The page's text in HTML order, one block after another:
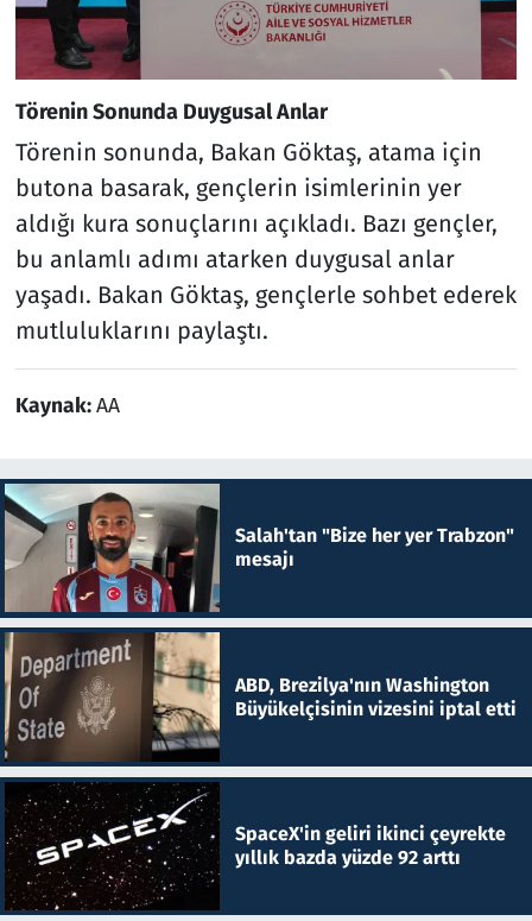
Törenin Sonunda Duygusal Anlar
Törenin sonunda, Bakan Göktaş, atama için
butona basarak, gençlerin isimlerinin yer
aldığı kura sonuçlarını açıkladı. Bazı gençler,
bu anlamlı adımı atarken duygusal anlar
yaşadı. Bakan Göktaş, gençlerle sohbet ederek
mutluluklarını paylaştı.
Kaynak:AA
Salah'tan "Bize her yer Trabzon"
mesajı
ABD, Brezilya'nın Washington
Büyükelçisinin vizesini iptal etti
SpaceX'in geliri ikinci çeyrekte
yıllık bazda yüzde 92 arttı